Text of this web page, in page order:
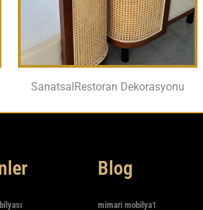
SanatsalRestoran Dekorasyonu
Blog
mimari mobilya1